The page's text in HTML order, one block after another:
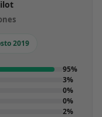
2019
95%
3%
0%
0%
2%